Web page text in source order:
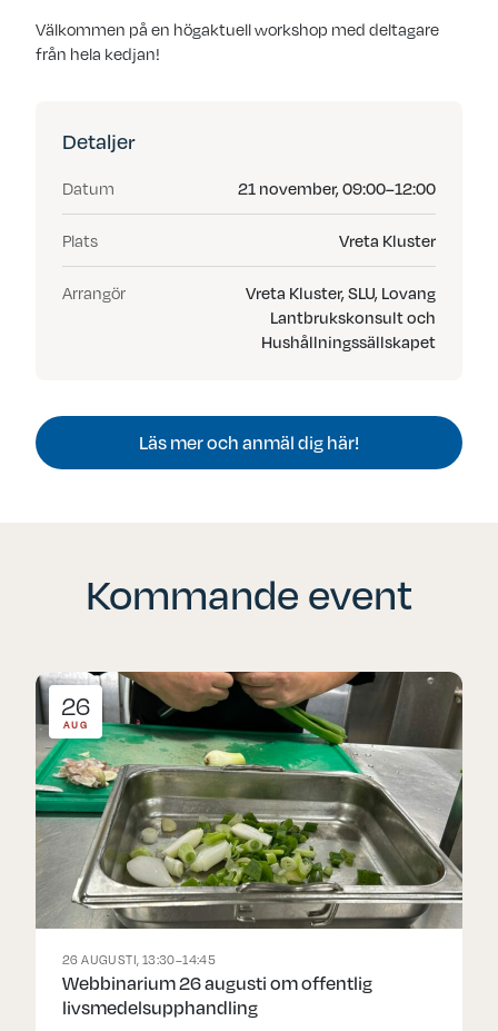
Välkommen på en högaktuell workshop med deltagare
från hela kedjan!
Detaljer
Datum 21 november, 09:00–12:00
Plats Vreta Kluster
Arrangör
Vreta Kluster, SLU, Lovang
Lantbrukskonsult och
Hushållningssällskapet
Läs mer och anmäl dig här!
Kommande event
26
AUG
26 AUGUSTI, 13:30–14:45
Webbinarium 26 augusti om offentlig
livsmedelsupphandling